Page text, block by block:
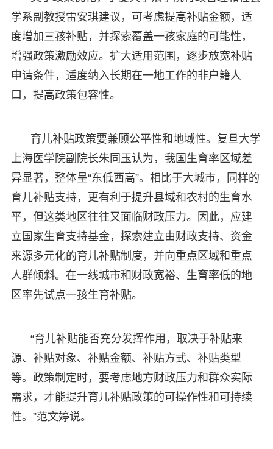
学系副教授雷安琪建议，可考虑提高补贴金额，适
度增加三孩补贴，并探索覆盖一孩家庭的可能性，
增强政策激励效应。扩大适用范围，逐步放宽补贴
申请条件，适度纳入长期在一地工作的非户籍人
口，提高政策包容性。
育儿补贴政策要兼顾公平性和地域性。复旦大学
上海医学院副院长朱同玉认为，我国生育率区域差
异显著，整体呈“东低西高”。相比于大城市，同样的
育儿补贴支持，更有利于提升县域和农村的生育水
平，但这类地区往往又面临财政压力。因此，应建
立国家生育支持基金，探索建立由财政支持、资金
来源多元化的育儿补贴制度，并向重点区域和重点
人群倾斜。在一线城市和财政宽裕、生育率低的地
区率先试点一孩生育补贴。
“育儿补贴能否充分发挥作用，取决于补贴来
源、补贴对象、补贴金额、补贴方式、补贴类型
等。政策制定时，要考虑地方财政压力和群众实际
需求，才能提升育儿补贴政策的可操作性和可持续
性。”范文婷说。